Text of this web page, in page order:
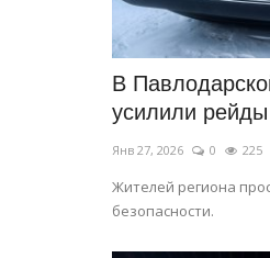
В
усилили
Янв 27, 2026 0 225
Жителей региона
безопасности.
конкурса